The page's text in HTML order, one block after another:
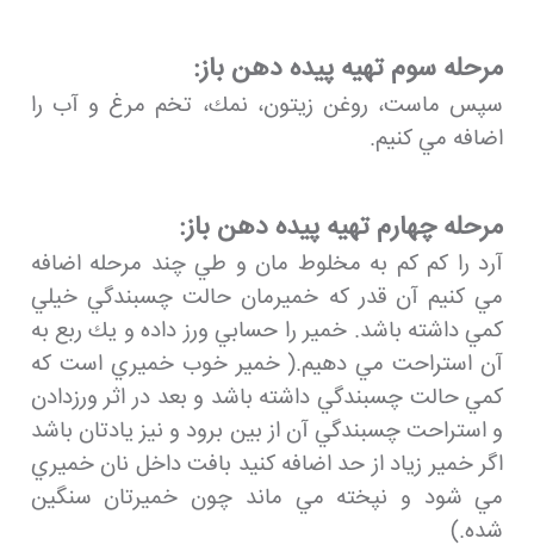
مرحله سوم تهيه پيده دهن باز:
سپس ماست، روغن زيتون، نمك، تخم مرغ و آب را
اضافه مي كنيم.
مرحله چهارم تهيه پيده دهن باز:
آرد را كم كم به مخلوط مان و طي چند مرحله اضافه
مي كنيم آن قدر كه خميرمان حالت چسبندگي خيلي
كمي داشته باشد. خمير را حسابي ورز داده و يك ربع به
آن استراحت مي دهيم.( خمير خوب خميري است كه
كمي حالت چسبندگي داشته باشد و بعد در اثر ورزدادن
و استراحت چسبندگي آن از بين برود و نيز يادتان باشد
اگر خمير زياد از حد اضافه كنيد بافت داخل نان خميري
مي شود و نپخته مي ماند چون خميرتان سنگين
شده.)